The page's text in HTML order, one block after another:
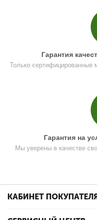
Поз. в схеме
Кол-во в корзину
Гарантия
Только сертифицированные
Гарантия на
Мы уверены в качестве
КАБИНЕТ